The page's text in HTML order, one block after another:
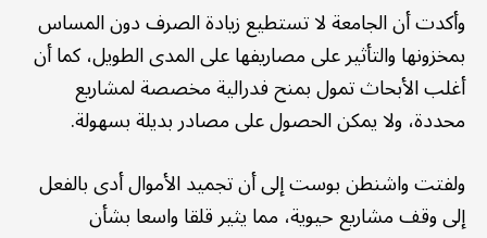
وأكدت أن الجامعة لا تستطيع زيادة الصرف دون المساس
بمخزونها والتأثير على مصاريفها على المدى الطويل، كما أن
أغلب الأبحاث تمول بمنح فدرالية مخصصة لمشاريع
محددة، ولا يمكن الحصول على مصادر بديلة بسهولة.
ولفتت واشنطن بوست إلى أن تجميد الأموال أدى بالفعل
إلى وقف مشاريع حيوية، مما يثير قلقا واسعا بشأن